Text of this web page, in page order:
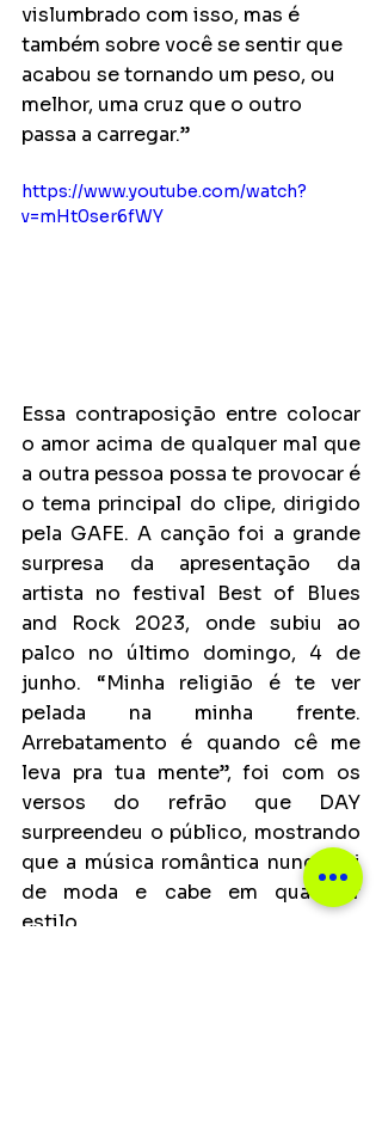
vislumbrado com isso, mas é
também sobre você se sentir que
acabou se tornando um peso, ou
melhor, uma cruz que o outro
passa a carregar.”
https://www.youtube.com/watch?
v=mHt0ser6fWY
Essa contraposição entre colocar
o amor acima de qualquer mal que
a outra pessoa possa te provocar é
o tema principal do clipe, dirigido
pela GAFE. A canção foi a grande
surpresa da apresentação da
artista no festival Best of Blues
and Rock 2023, onde subiu ao
palco no último domingo, 4 de
junho. “Minha religião é te ver
pelada na minha frente.
Arrebatamento é quando cê me
leva pra tua mente”, foi com os
versos do refrão que DAY
surpreendeu o público, mostrando
que a música romântica nunca sai
de moda e cabe em qualquer
estilo.